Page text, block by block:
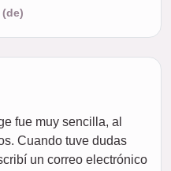
fue muy sencilla, al
Cuando tuve dudas
un correo electrónico